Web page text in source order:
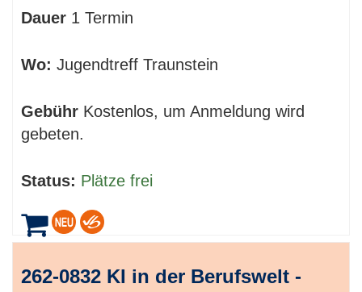
Dauer 1 Termin
Wo: Jugendtreff Traunstein
Gebühr Kostenlos, um Anmeldung wird
gebeten.
Status: Plätze frei
262-0832 KI in der Berufswelt -